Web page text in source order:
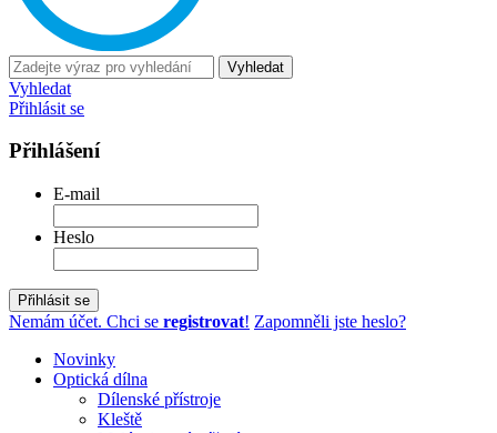
Vyhledat
Vyhledat
Přihlásit se
Přihlášení
E-mail
Heslo
Přihlásit se
Nemám účet. Chci se registrovat! Zapomněli jste heslo?
Novinky
Optická dílna
Dílenské přístroje
Kleště